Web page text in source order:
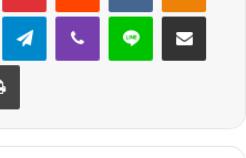
TelegramViber Line E-Posta ile
Yazdır